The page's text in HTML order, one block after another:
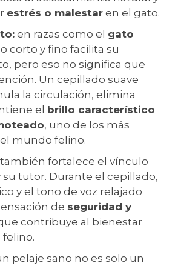
estrés o malestar en el gato.
en razas como el gato
corto y fino facilita su
pero eso no significa que
Un cepillado suave
la circulación, elimina
el brillo característico
, uno de los más
mundo felino.
fortalece el vínculo
tutor. Durante el cepillado,
y el tono de voz relajado
de seguridad y
contribuye al bienestar
pelaje sano no es solo un